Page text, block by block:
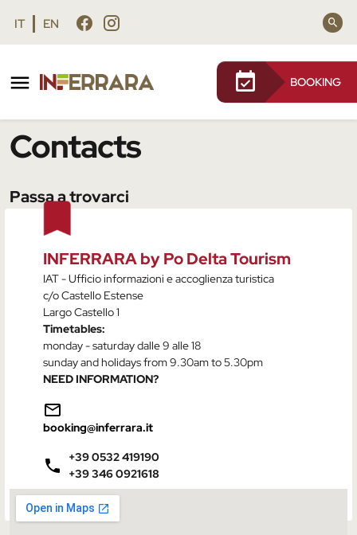
Vai al contenuto principale
Vai al footer
IT EN
BOOKING
Contacts
Passa a trovarci
INFERRARA by Po Delta Tourism
IAT - Ufficio informazioni e accoglienza turistica
c/o Castello Estense
Largo Castello 1
Timetables:
monday - saturday dalle 9 alle 18
sunday and holidays from 9.30am to 5.30pm
NEED INFORMATION?
booking@inferrara.it
+39 0532 419190
+39 346 0921618